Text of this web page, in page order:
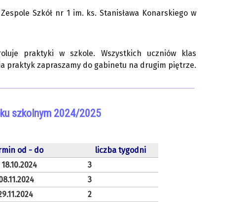
Szkół nr 1 im. ks. Stanisława Konarskiego w
praktyki w szkole. Wszystkich uczniów klas
praktyk zapraszamy do gabinetu na drugim piętrze.
szkolnym 2024/2025
od - do
liczba tygodni
3
3
2